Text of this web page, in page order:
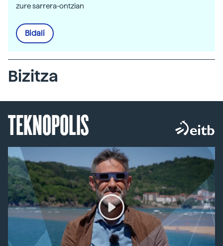
zure sarrera-ontzian
Bidali
Bizitza
TEKNOPOLIS